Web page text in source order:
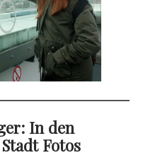
In den
Fotos